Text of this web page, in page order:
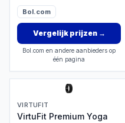
Bol.com
Vergelijk prijzen→
Bol.com en andere aanbieders op
één pagina
VIRTUFIT
VirtuFit Premium Yoga